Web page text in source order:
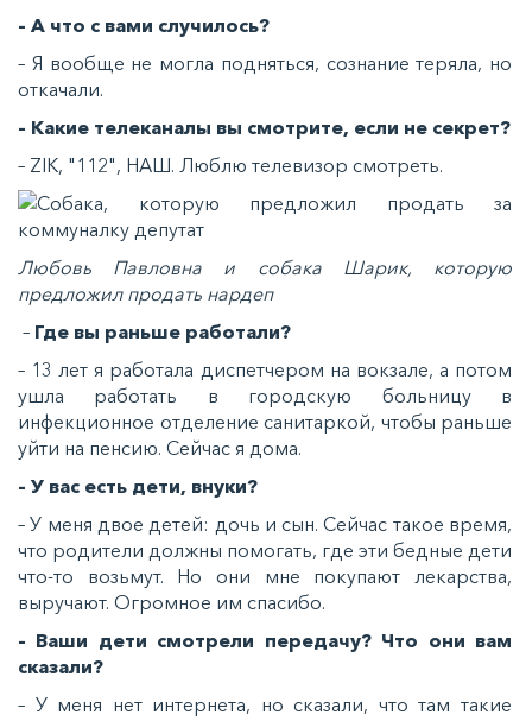
– А что с вами случилось?
– Я вообще не могла подняться, сознание теряла, но
откачали.
– Какие телеканалы вы смотрите, если не секрет?
– ZIK, "112", НАШ. Люблю телевизор смотреть.
Любовь Павловна и собака Шарик, которую
предложил продать нардеп
– Где вы раньше работали?
– 13 лет я работала диспетчером на вокзале, а потом
ушла работать в городскую больницу в
инфекционное отделение санитаркой, чтобы раньше
уйти на пенсию. Сейчас я дома.
– У вас есть дети, внуки?
– У меня двое детей: дочь и сын. Сейчас такое время,
что родители должны помогать, где эти бедные дети
что-то возьмут. Но они мне покупают лекарства,
выручают. Огромное им спасибо.
– Ваши дети смотрели передачу? Что они вам
сказали?
– У меня нет интернета, но сказали, что там такие